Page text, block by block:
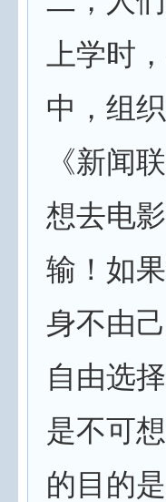
上学时
中，组
《新闻
想去电
输！如
身不由
自由选
是不可
的目的